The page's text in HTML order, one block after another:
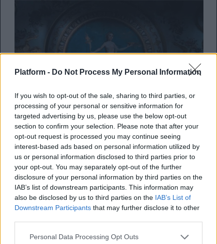
Platform - Do Not Process My Personal Information
If you wish to opt-out of the sale, sharing to third parties, or
processing of your personal or sensitive information for
targeted advertising by us, please use the below opt-out
section to confirm your selection. Please note that after your
opt-out request is processed you may continue seeing
interest-based ads based on personal information utilized by
us or personal information disclosed to third parties prior to
your opt-out. You may separately opt-out of the further
disclosure of your personal information by third parties on the
IAB’s list of downstream participants. This information may
also be disclosed by us to third parties on the IAB’s List of
Downstream Participants that may further disclose it to other
Personal Data Processing Opt Outs
Τι δουλειά έχει ο Μπόρις
Τζόνσον στο Bridgerton; Η
παρατήρηση θεατή που έγινε
viral
Με εκατομμύρια θαυμαστές να
παρακολουθούν τα επεισόδιά του, ο
δεύτερος κύκλος έχει γίνει από τους πι...